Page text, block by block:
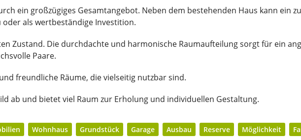
ein großzügiges Gesamtangebot. Neben dem bestehenden Haus kann ein
als wertbeständige Investition.
Zustand. Die durchdachte und harmonische Raumaufteilung sorgt für ein
Paare.
freundliche Räume, die vielseitig nutzbar sind.
ab und bietet viel Raum zur Erholung und individuellen Gestaltung.
Wohnhaus Grundstück Garage Ausbau Reserve Möglichkeit